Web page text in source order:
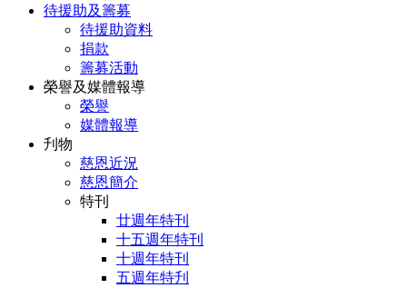
待援助及籌募
待援助資料
捐款
籌募活動
榮譽及媒體報導
榮譽
媒體報導
刋物
慈恩近況
慈恩簡介
特刊
廿週年特刊
十五週年特刊
十週年特刊
五週年特刋